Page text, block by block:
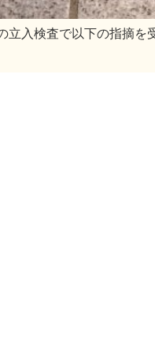
立入検査で以下の指摘を